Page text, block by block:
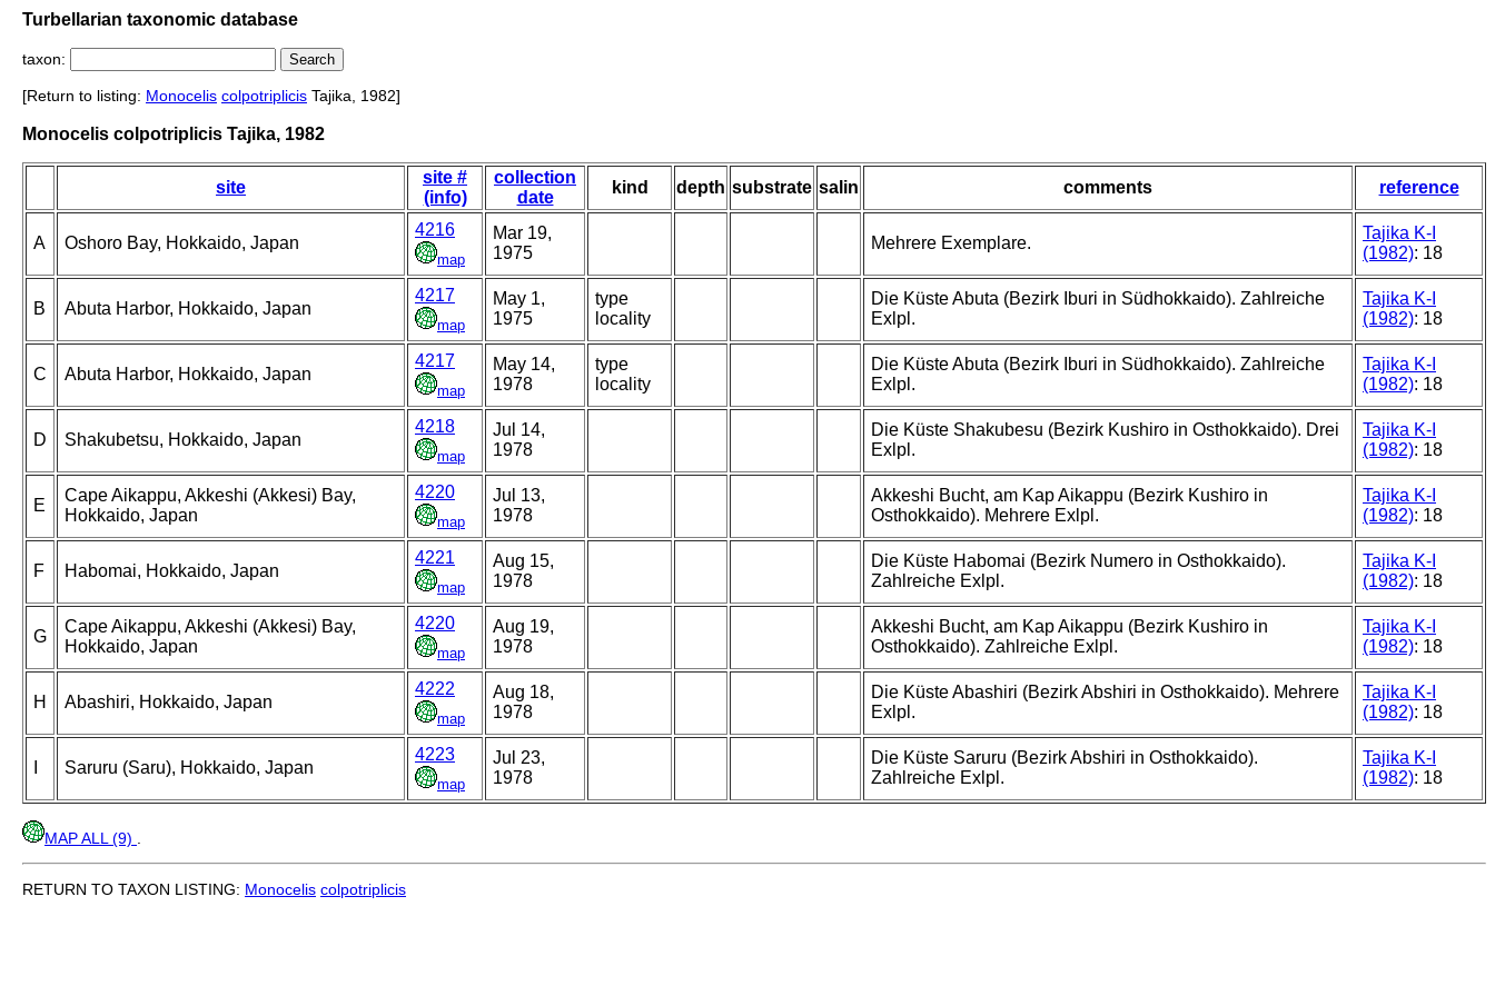
Turbellarian taxonomic database
taxon:
[Return to listing: Monocelis colpotriplicis Tajika, 1982]
Monocelis colpotriplicis Tajika, 1982
site
site #
(info)
collection
date
kind depth substrate salin comments reference
A Oshoro Bay, Hokkaido, Japan
4216
map
Mar 19,
1975
Mehrere Exemplare.
Tajika K-I
(1982): 18
B Abuta Harbor, Hokkaido, Japan
4217
map
May 1,
1975
type
locality
Die Küste Abuta (Bezirk Iburi in Südhokkaido). Zahlreiche
Exlpl.
Tajika K-I
(1982): 18
C Abuta Harbor, Hokkaido, Japan
4217
map
May 14,
1978
type
locality
Die Küste Abuta (Bezirk Iburi in Südhokkaido). Zahlreiche
Exlpl.
Tajika K-I
(1982): 18
D Shakubetsu, Hokkaido, Japan
4218
map
Jul 14,
1978
Die Küste Shakubesu (Bezirk Kushiro in Osthokkaido). Drei
Exlpl.
Tajika K-I
(1982): 18
E
Cape Aikappu, Akkeshi (Akkesi) Bay,
Hokkaido, Japan
4220
map
Jul 13,
1978
Akkeshi Bucht, am Kap Aikappu (Bezirk Kushiro in
Osthokkaido). Mehrere Exlpl.
Tajika K-I
(1982): 18
F Habomai, Hokkaido, Japan
4221
map
Aug 15,
1978
Die Küste Habomai (Bezirk Numero in Osthokkaido).
Zahlreiche Exlpl.
Tajika K-I
(1982): 18
G
Cape Aikappu, Akkeshi (Akkesi) Bay,
Hokkaido, Japan
4220
map
Aug 19,
1978
Akkeshi Bucht, am Kap Aikappu (Bezirk Kushiro in
Osthokkaido). Zahlreiche Exlpl.
Tajika K-I
(1982): 18
H Abashiri, Hokkaido, Japan
4222
map
Aug 18,
1978
Die Küste Abashiri (Bezirk Abshiri in Osthokkaido). Mehrere
Exlpl.
Tajika K-I
(1982): 18
Saruru (Saru), Hokkaido, Japan
4223
map
Jul 23,
1978
Die Küste Saruru (Bezirk Abshiri in Osthokkaido).
Zahlreiche Exlpl.
Tajika K-I
(1982): 18
MAP ALL (9)
RETURN TO TAXON LISTING: Monocelis colpotriplicis